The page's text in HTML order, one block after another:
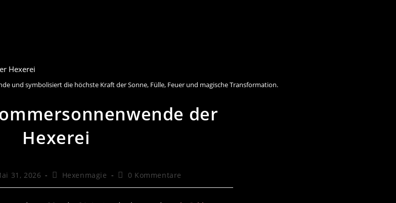
und symbolisiert die höchste Kraft der Sonne, Fülle, Feuer und magische Transformation.
der
Hexerei
31, 2026
Beitrags-
Hexenmagie
Beitrags-
0 Kommentare